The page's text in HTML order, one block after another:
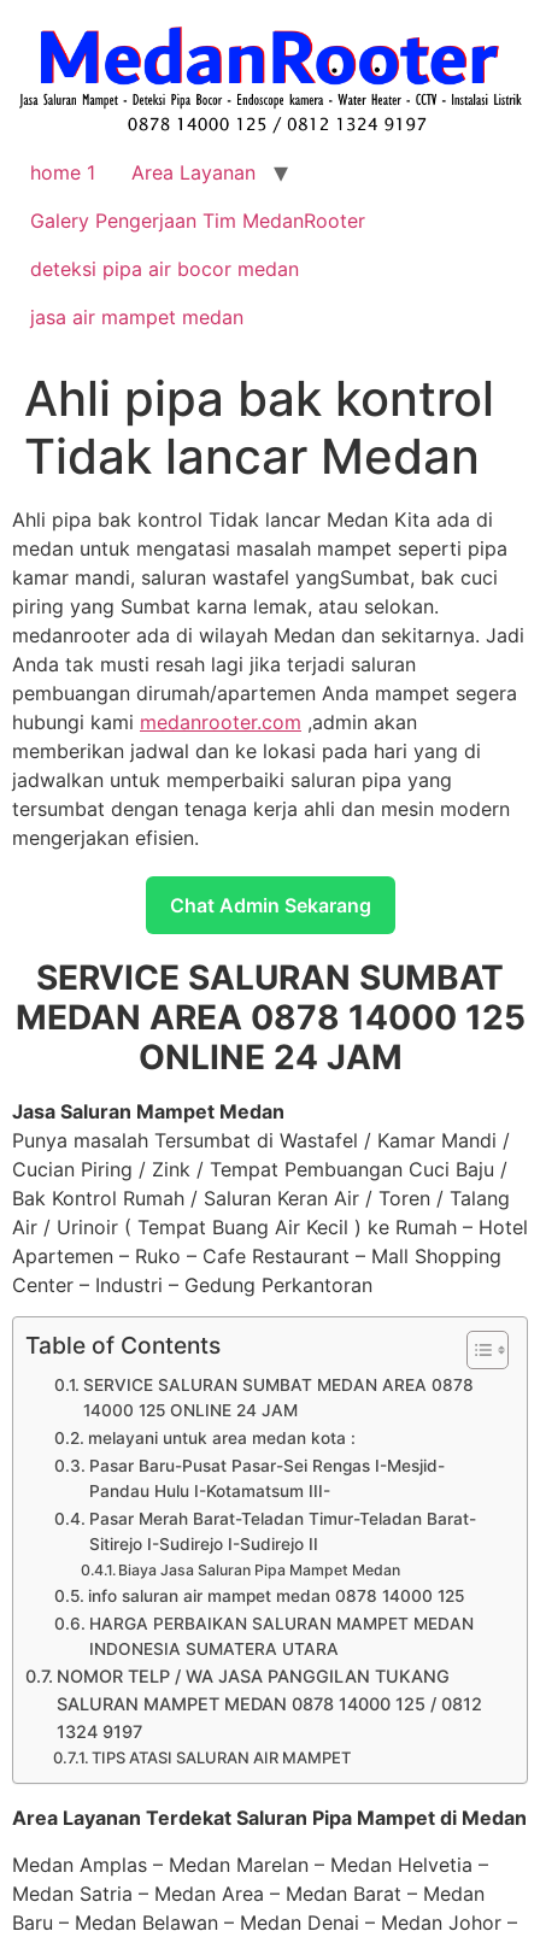
home 1
Area Layanan
Galery Pengerjaan Tim MedanRooter
deteksi pipa air bocor medan
jasa air mampet medan
Ahli pipa bak kontrol
Tidak lancar Medan
Ahli pipa bak kontrol Tidak lancar Medan Kita ada di
medan untuk mengatasi masalah mampet seperti pipa
kamar mandi, saluran wastafel yangSumbat, bak cuci
piring yang Sumbat karna lemak, atau selokan.
medanrooter ada di wilayah Medan dan sekitarnya. Jadi
Anda tak musti resah lagi jika terjadi saluran
pembuangan dirumah/apartemen Anda mampet segera
hubungi kami medanrooter.com ,admin akan
memberikan jadwal dan ke lokasi pada hari yang di
jadwalkan untuk memperbaiki saluran pipa yang
tersumbat dengan tenaga kerja ahli dan mesin modern
mengerjakan efisien.
Chat Admin Sekarang
SERVICE SALURAN SUMBAT
MEDAN AREA 0878 14000 125
ONLINE 24 JAM
Jasa Saluran Mampet Medan
Punya masalah Tersumbat di Wastafel / Kamar Mandi /
Cucian Piring / Zink / Tempat Pembuangan Cuci Baju /
Bak Kontrol Rumah / Saluran Keran Air / Toren / Talang
Air / Urinoir ( Tempat Buang Air Kecil ) ke Rumah – Hotel
Apartemen – Ruko – Cafe Restaurant – Mall Shopping
Center – Industri – Gedung Perkantoran
Table of Contents
SERVICE SALURAN SUMBAT MEDAN AREA 0878
14000 125 ONLINE 24 JAM
melayani untuk area medan kota :
Pasar Baru-Pusat Pasar-Sei Rengas I-Mesjid-
Pandau Hulu I-Kotamatsum III-
Pasar Merah Barat-Teladan Timur-Teladan Barat-
Sitirejo I-Sudirejo I-Sudirejo II
Biaya Jasa Saluran Pipa Mampet Medan
info saluran air mampet medan 0878 14000 125
HARGA PERBAIKAN SALURAN MAMPET MEDAN
INDONESIA SUMATERA UTARA
NOMOR TELP / WA JASA PANGGILAN TUKANG
SALURAN MAMPET MEDAN 0878 14000 125 / 0812
1324 9197
TIPS ATASI SALURAN AIR MAMPET
Area Layanan Terdekat Saluran Pipa Mampet di Medan
Medan Amplas – Medan Marelan – Medan Helvetia –
Medan Satria – Medan Area – Medan Barat – Medan
Baru – Medan Belawan – Medan Denai – Medan Johor –